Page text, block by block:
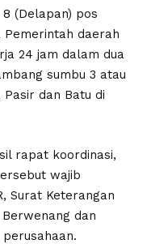
8 (Delapan) pos
Pemerintah daerah
24 jam dalam dua
sumbu 3 atau
dan Batu di
rapat koordinasi,
wajib
Surat Keterangan
dan